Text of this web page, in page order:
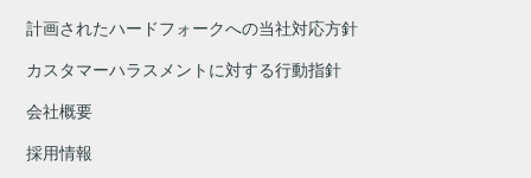
計画されたハードフォークへの当社対応方針
カスタマーハラスメントに対する行動指針
会社概要
採用情報